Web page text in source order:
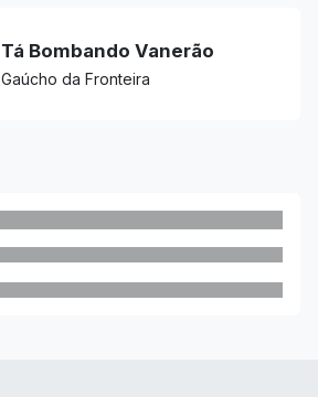
Tá Bombando Vanerão
Gaúcho da Fronteira